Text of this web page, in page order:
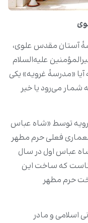
آستان مقدس علوی،
علیه‌السلام
«مدرسۀ غرویه» یکی
شمار می‌رود یا خیر
توسط «شاه عباس
فعلی حرم مطهر
شاه عباس اول در سال
معناست که ساخت این
حرم مطهر
اسلامی و مادر